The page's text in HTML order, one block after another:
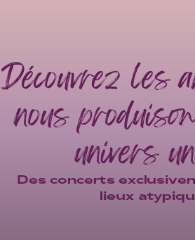
Découvrez les
nous
univers
Des concerts
lieux